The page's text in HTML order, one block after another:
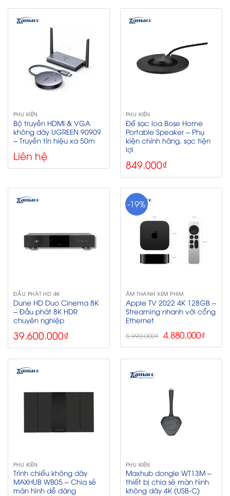
PHỤ KIỆN
Bộ truyền HDMI & VGA
không dây UGREEN 90909
– Truyền tín hiệu xa 50m
Liên hệ
PHỤ KIỆN
Đế sạc loa Bose Home
Portable Speaker – Phụ
kiện chính hãng, sạc tiện
lợi
849.000₫
ĐẦU PHÁT HD 4K
Dune HD Duo Cinema 8K
– Đầu phát 8K HDR
chuyên nghiệp
39.600.000₫
-19%
ÂM THANH XEM PHIM
Apple TV 2022 4K 128GB –
Streaming nhanh với cổng
Ethernet
5.990.000₫ Giá
gốc
5.990.000₫.
4.880.000₫Giá
là:
PHỤ KIỆN
Trình chiếu không dây
MAXHUB WB05 – Chia sẻ
màn hình dễ dàng
PHỤ KIỆN
Maxhub dongle WT13M –
thiết bị chia sẽ màn hình
không dây 4K (USB-C)